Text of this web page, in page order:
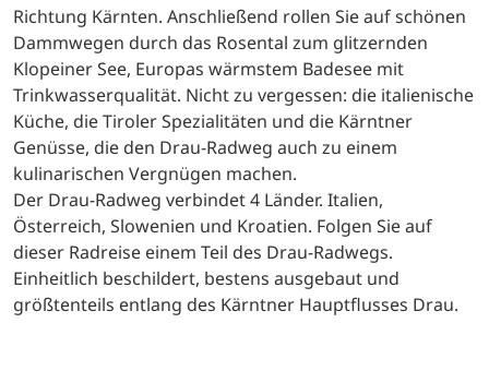
Richtung Kärnten. Anschließend rollen Sie auf schönen
Dammwegen durch das Rosental zum glitzernden
Klopeiner See, Europas wärmstem Badesee mit
Trinkwasserqualität. Nicht zu vergessen: die italienische
Küche, die Tiroler Spezialitäten und die Kärntner
Genüsse, die den Drau-Radweg auch zu einem
kulinarischen Vergnügen machen.
Der Drau-Radweg verbindet 4 Länder. Italien,
Österreich, Slowenien und Kroatien. Folgen Sie auf
dieser Radreise einem Teil des Drau-Radwegs.
Einheitlich beschildert, bestens ausgebaut und
größtenteils entlang des Kärntner Hauptflusses Drau.